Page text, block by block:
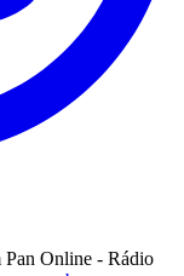
Pan Online - Rádio